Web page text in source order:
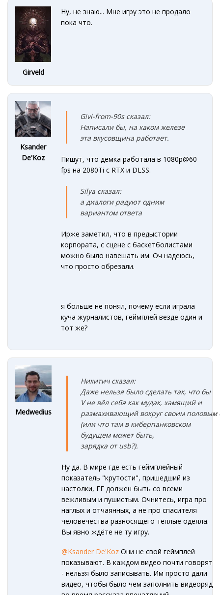
Girveld
Ну, не знаю... Мне игру это не продало
пока что.
Ksander
De'Koz
Givi-from-90s сказал:
Написали бы, на каком железе
эта вкусовщина работает.
Пишут, что демка работала в 1080p@60
fps на 2080Ti с RTX и DLSS.
Silya сказал:
а диалоги радуют одним
вариантом ответа
Ирже заметил, что в предыстории
корпората, с сцене с баскетболистами
можно было навешать им. Оч надеюсь,
что просто обрезали.
я больше не понял, почему если играла
куча журналистов, геймплей везде один и
тот же?
Medwedius
Никитич сказал:
Даже нельзя было сделать так, что бы
V не вёл себя как мудак, хамящий и
размахивающий вокруг своим половым
(или что там в киберпанковском
будущем может быть,
зарядка от usb?).
Ну да. В мире где есть геймплейный
показатель "крутости", пришедший из
настолки, ГГ должен быть со всеми
вежливым и пушистым. Очнитесь, игра про
наглых и отчаянных, а не про спасителя
человечества разносящего тёплые одеяла.
Вы явно ждёте не ту игру.
@Ksander De'Koz Они не свой геймплей
показывают. В каждом видео почти говорят
- нельзя было записывать. Им просто дали
видео, чтобы было чем заполнить видеоряд